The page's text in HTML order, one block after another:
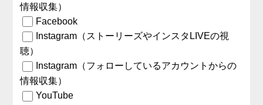
情報収集）
Facebook
Instagram（ストーリーズやインスタLIVEの視
聴）
Instagram（フォローしているアカウントからの
情報収集）
YouTube